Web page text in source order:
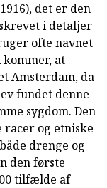
det er den
i detaljer
ofte navnet
at
Amsterdam, da
fundet denne
sygdom. Den
og etniske
drenge og
den første
tilfælde af